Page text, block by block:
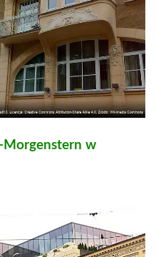
Morgenstern w